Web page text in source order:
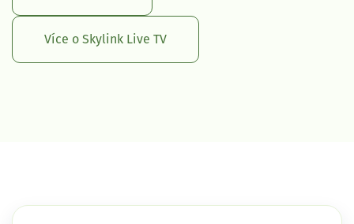
Více o Skylink Live TV